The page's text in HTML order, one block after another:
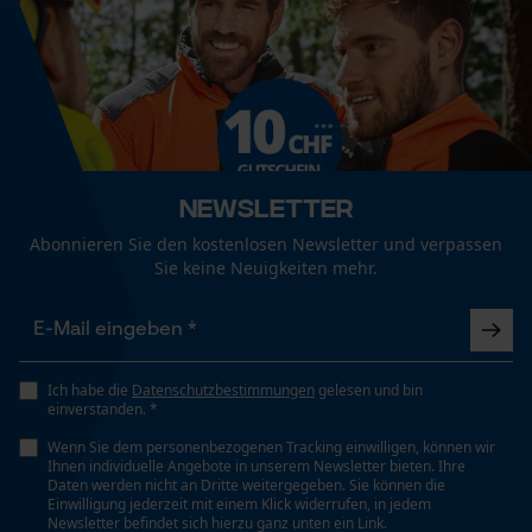
Newsletter
Abonnieren Sie den kostenlosen Newsletter und verpassen
Sie keine Neuigkeiten mehr.
Ich habe die Datenschutzbestimmungen gelesen und bin
einverstanden. *
Wenn Sie dem personenbezogenen Tracking einwilligen, können wir
Ihnen individuelle Angebote in unserem Newsletter bieten. Ihre
Daten werden nicht an Dritte weitergegeben. Sie können die
Einwilligung jederzeit mit einem Klick widerrufen, in jedem
Newsletter befindet sich hierzu ganz unten ein Link.
Econda Tag Manager
Statistik Cookies
Econda Analytics
Fact-Finder Tracking
Loop54 Personalization